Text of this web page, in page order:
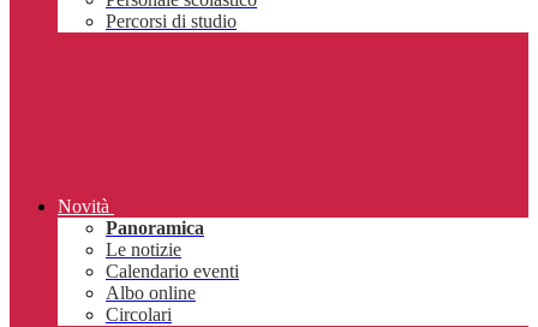
Percorsi di studio
Novità
Panoramica
Le notizie
Calendario eventi
Albo online
Circolari